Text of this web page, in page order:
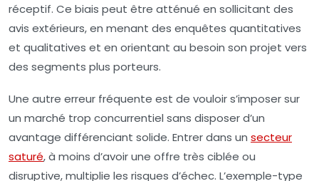
réceptif. Ce biais peut être atténué en sollicitant des
avis extérieurs, en menant des enquêtes quantitatives
et qualitatives et en orientant au besoin son projet vers
des segments plus porteurs.
Une autre erreur fréquente est de vouloir s’imposer sur
un marché trop concurrentiel sans disposer d’un
avantage différenciant solide. Entrer dans un secteur
saturé, à moins d’avoir une offre très ciblée ou
disruptive, multiplie les risques d’échec. L’exemple-type